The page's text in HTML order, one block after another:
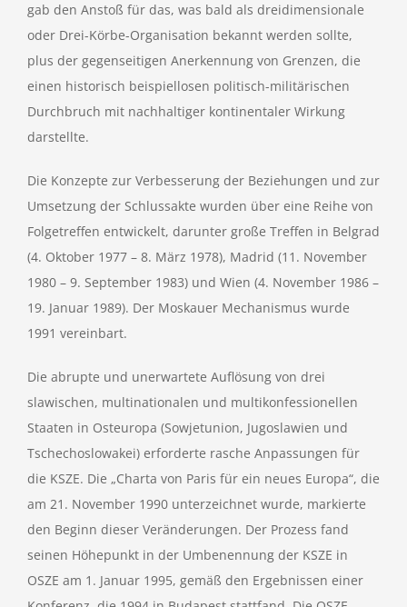
gab den Anstoß für das, was bald als dreidimensionale
oder Drei-Körbe-Organisation bekannt werden sollte,
plus der gegenseitigen Anerkennung von Grenzen, die
einen historisch beispiellosen politisch-militärischen
Durchbruch mit nachhaltiger kontinentaler Wirkung
darstellte.
Die Konzepte zur Verbesserung der Beziehungen und zur
Umsetzung der Schlussakte wurden über eine Reihe von
Folgetreffen entwickelt, darunter große Treffen in Belgrad
(4. Oktober 1977 – 8. März 1978), Madrid (11. November
1980 – 9. September 1983) und Wien (4. November 1986 –
19. Januar 1989). Der Moskauer Mechanismus wurde
1991 vereinbart.
Die abrupte und unerwartete Auflösung von drei
slawischen, multinationalen und multikonfessionellen
Staaten in Osteuropa (Sowjetunion, Jugoslawien und
Tschechoslowakei) erforderte rasche Anpassungen für
die KSZE. Die „Charta von Paris für ein neues Europa“, die
am 21. November 1990 unterzeichnet wurde, markierte
den Beginn dieser Veränderungen. Der Prozess fand
seinen Höhepunkt in der Umbenennung der KSZE in
OSZE am 1. Januar 1995, gemäß den Ergebnissen einer